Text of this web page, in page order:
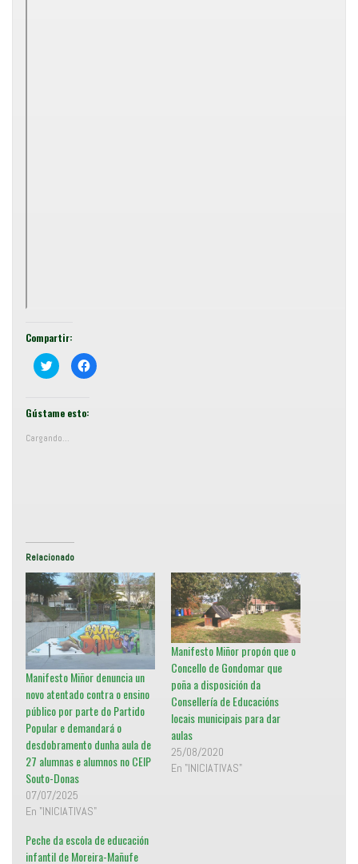
Compartir:
C
o
r
t
r
S
e
a
b
r
e
e
n
u
a
v
e
n
t
a
n
a
n
u
v
a
)
F
e
e
n
F
a
c
e
b
o
o
(
S
e
a
b
r
e
n
u
n
n
t
a
n
Gústame esto:
Cargando...
Relacionado
Manifesto Miñor denuncia un
novo atentado contra o ensino
público por parte do Partido
Popular e demandará o
desdobramento dunha aula de
27 alumnas e alumnos no CEIP
Souto-Donas
07/07/2025
En "INICIATIVAS"
Manifesto Miñor propón que o
Concello de Gondomar que
poña a disposición da
Consellería de Educacións
locais municipais para dar
aulas
25/08/2020
En "INICIATIVAS"
Peche da escola de educación
infantil de Moreira-Mañufe